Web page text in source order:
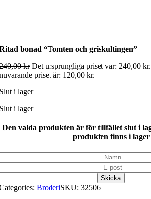
Ritad bonad “Tomten och griskultingen”
240,00kr Det ursprungliga priset var: 240,00 kr.
nuvarande priset är: 120,00 kr.
Slut i lager
Slut i lager
Den valda produkten är för tillfället slut i
produkten finns i lager
Categories:BroderiSKU:32506